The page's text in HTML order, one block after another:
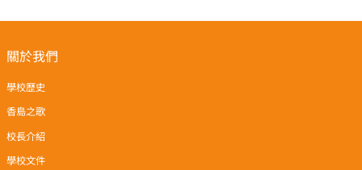
關於我們
學校歷史
香島之歌
校長介紹
學校文件